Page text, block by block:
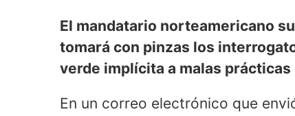
El mandatario norteamericano
tomará con pinzas los
verde implícita a malas
En un correo electrónico que